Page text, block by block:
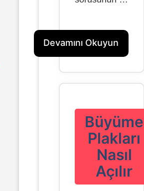
Devamını Okuyun
Büyüme
Plakları
Nasıl
Açılır